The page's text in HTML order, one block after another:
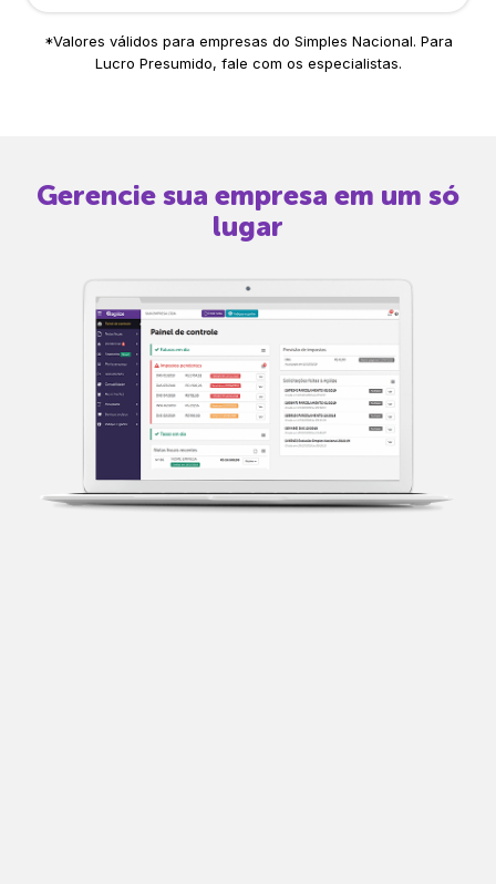
*Valores válidos para empresas do Simples Nacional. Para
Lucro Presumido, fale com os especialistas.
Gerencie sua empresa em um só
lugar